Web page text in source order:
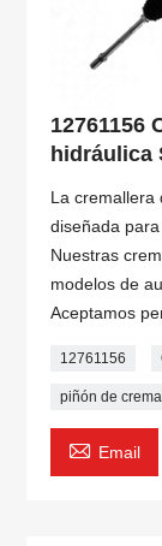
12761156
hidráulica
La cremallera
diseñada
Nuestras
modelos de
Aceptamos
12761156
piñón de
 Email